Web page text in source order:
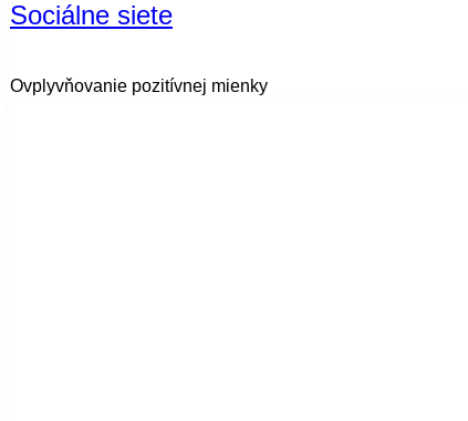
Sociálne siete
Ovplyvňovanie pozitívnej mienky